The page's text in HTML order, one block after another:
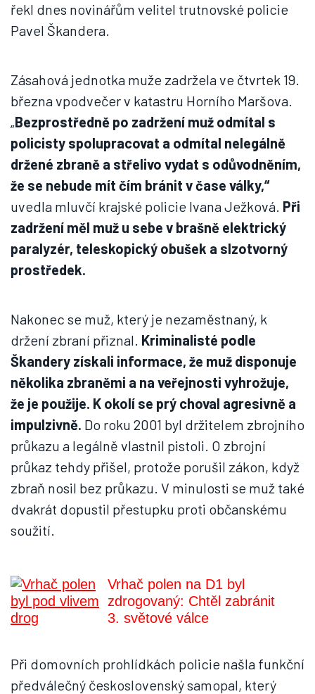
řekl dnes novinářům velitel trutnovské policie
Pavel Škandera.
Zásahová jednotka muže zadržela ve čtvrtek 19.
března vpodvečer v katastru Horního Maršova.
„Bezprostředně po zadržení muž odmítal s
policisty spolupracovat a odmítal nelegálně
držené zbraně a střelivo vydat s odůvodněním,
že se nebude mít čím bránit v čase války,“
uvedla mluvčí krajské policie Ivana Ježková. Při
zadržení měl muž u sebe v brašně elektrický
paralyzér, teleskopický obušek a slzotvorný
prostředek.
Nakonec se muž, který je nezaměstnaný, k
držení zbraní přiznal. Kriminalisté podle
Škandery získali informace, že muž disponuje
několika zbraněmi a na veřejnosti vyhrožuje,
že je použije. K okolí se prý choval agresivně a
impulzivně. Do roku 2001 byl držitelem zbrojního
průkazu a legálně vlastnil pistoli. O zbrojní
průkaz tehdy přišel, protože porušil zákon, když
zbraň nosil bez průkazu. V minulosti se muž také
dvakrát dopustil přestupku proti občanskému
soužití.
Vrhač polen na D1 byl
zdrogovaný: Chtěl zabránit
3. světové válce
Při domovních prohlídkách policie našla funkční
předválečný československý samopal, který